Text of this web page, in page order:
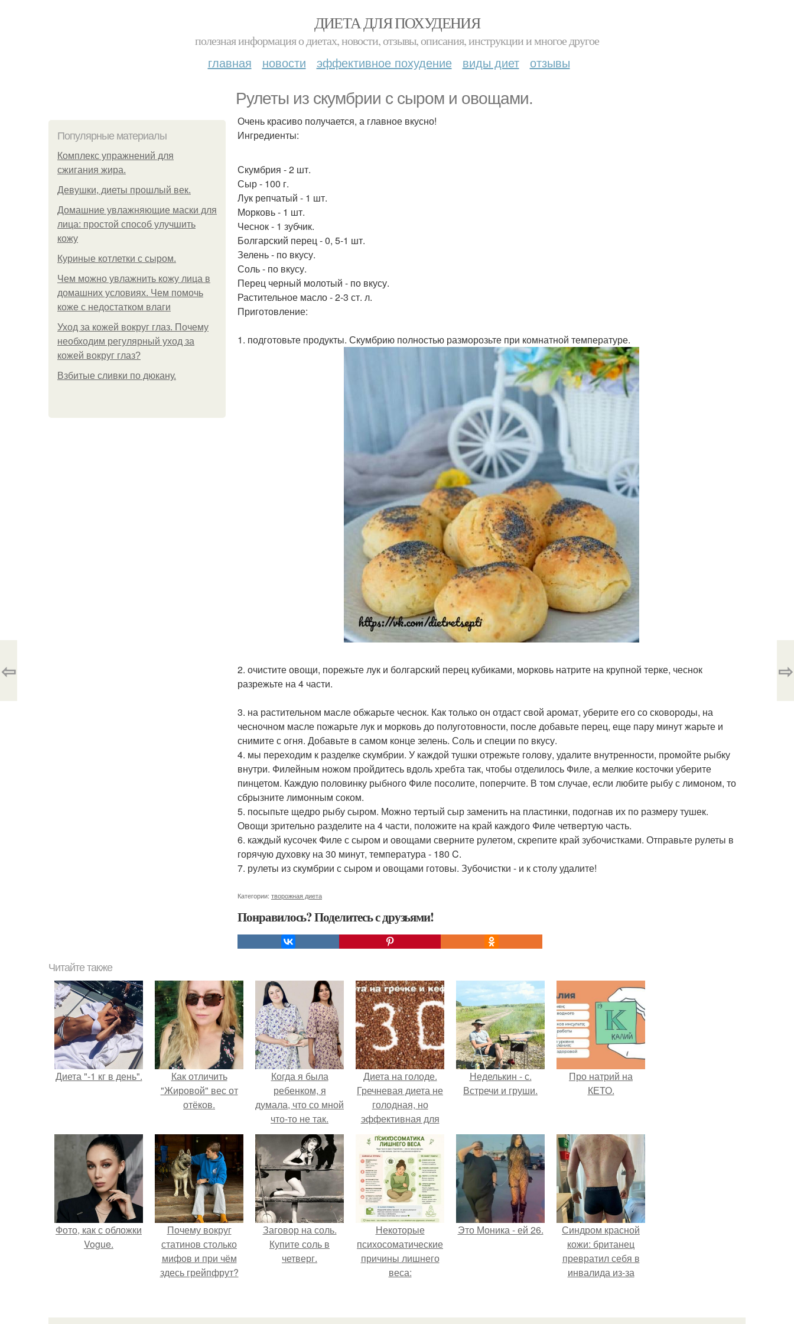
ДИЕТА ДЛЯ ПОХУДЕНИЯ
полезная информация о диетах, новости, отзывы, описания, инструкции и многое другое
главная новости эффективное похудение виды диет отзывы
Рулеты из скумбрии с сыром и овощами.
Популярные материалы
Комплекс упражнений для
сжигания жира.
Девушки, диеты прошлый век.
Домашние увлажняющие маски для
лица: простой способ улучшить
кожу
Куриные котлетки с сыром.
Чем можно увлажнить кожу лица в
домашних условиях. Чем помочь
коже с недостатком влаги
Уход за кожей вокруг глаз. Почему
необходим регулярный уход за
кожей вокруг глаз?
Взбитые сливки по дюкану.
Очень красиво получается, а главное вкусно!
Ингредиенты:
Скумбрия - 2 шт.
Сыр - 100 г.
Лук репчатый - 1 шт.
Морковь - 1 шт.
Чеснок - 1 зубчик.
Болгарский перец - 0, 5-1 шт.
Зелень - по вкусу.
Соль - по вкусу.
Перец черный молотый - по вкусу.
Растительное масло - 2-3 ст. л.
Приготовление:
1. подготовьте продукты. Скумбрию полностью разморозьте при комнатной температуре.
2. очистите овощи, порежьте лук и болгарский перец кубиками, морковь натрите на крупной терке, чеснок
разрежьте на 4 части.
3. на растительном масле обжарьте чеснок. Как только он отдаст свой аромат, уберите его со сковороды, на
чесночном масле пожарьте лук и морковь до полуготовности, после добавьте перец, еще пару минут жарьте и
снимите с огня. Добавьте в самом конце зелень. Соль и специи по вкусу.
4. мы переходим к разделке скумбрии. У каждой тушки отрежьте голову, удалите внутренности, промойте рыбку
внутри. Филейным ножом пройдитесь вдоль хребта так, чтобы отделилось Филе, а мелкие косточки уберите
пинцетом. Каждую половинку рыбного Филе посолите, поперчите. В том случае, если любите рыбу с лимоном, то
сбрызните лимонным соком.
5. посыпьте щедро рыбу сыром. Можно тертый сыр заменить на пластинки, подогнав их по размеру тушек.
Овощи зрительно разделите на 4 части, положите на край каждого Филе четвертую часть.
6. каждый кусочек Филе с сыром и овощами сверните рулетом, скрепите край зубочистками. Отправьте рулеты в
горячую духовку на 30 минут, температура - 180 C.
7. рулеты из скумбрии с сыром и овощами готовы. Зубочистки - и к столу удалите!
Категории: творожная диета
Понравилось? Поделитесь с друзьями!
⇦ ⇨
Читайте также
Диета "-1 кг в день".
Как отличить
"Жировой" вес от
отёков.
Когда я была
ребенком, я
думала, что со мной
что-то не так.
Диета на голоде.
Гречневая диета не
голодная, но
эффективная для
похудения,
продолжительность
диеты 7-14 дней.
Неделькин - с.
Встречи и груши.
Про натрий на
КЕТО.
Фото, как с обложки
Vogue.
Почему вокруг
статинов столько
мифов и при чём
здесь грейпфрут?
Заговор на соль.
Купите соль в
четверг.
Некоторые
психосоматические
причины лишнего
веса:
Это Моника - ей 26.
Синдром красной
кожи: британец
превратил себя в
инвалида из-за
мази.